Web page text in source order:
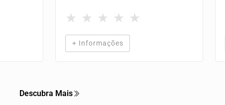
★ ★ ★ ★ ★
+ Informações
Descubra Mais